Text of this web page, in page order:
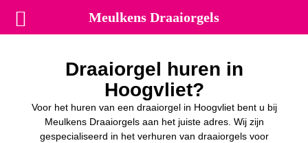
Draaiorgel huren in
Hoogvliet?
Voor het huren van een draaiorgel in Hoogvliet bent u bij
Meulkens Draaiorgels aan het juiste adres. Wij zijn
gespecialiseerd in het verhuren van draaiorgels voor
Meulkens Draaiorgels